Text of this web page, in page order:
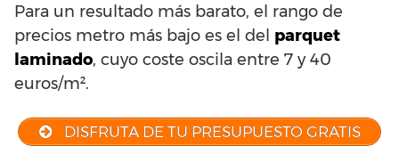
Para un resultado más barato, el rango de
precios metro más bajo es el del parquet
laminado, cuyo coste oscila entre 7 y 40
euros/m².
DISFRUTA DE TU PRESUPUESTO GRATIS